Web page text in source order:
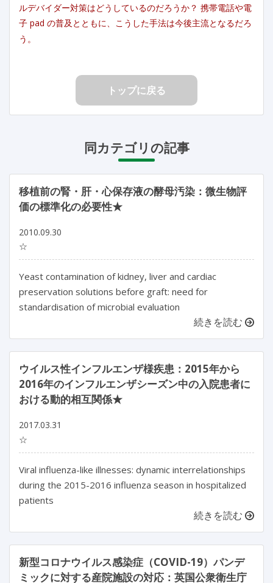
ルデバイダー対策はどうしているのだろうか？ 携帯電話や電
子 pad の普及とともに、こうした手法は今後主流となるだろ
う。
トップに戻る
同カテゴリの記事
移植前の腎・肝・心保存液の酵母汚染：微生物評
価の標準化の必要性★
2010.09.30
☆
Yeast contamination of kidney, liver and cardiac
preservation solutions before graft: need for
standardisation of microbial evaluation
続きを読む
ウイルス性インフルエンザ様疾患：2015年から
2016年のインフルエンザシーズン中の入院患者に
おける動的相互関係★
2017.03.31
☆
Viral influenza-like illnesses: dynamic interrelationships
during the 2015-2016 influenza season in hospitalized
patients
続きを読む
新型コロナウイルス感染症（COVID-19）パンデ
ミックに対する産院施設の対応：英国公衆衛生庁